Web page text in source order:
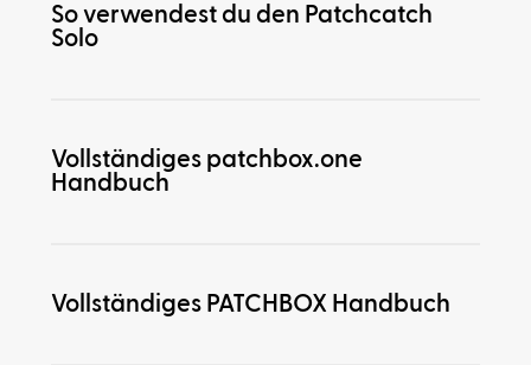
So verwendest du den Patchcatch
Solo
Vollständiges patchbox.one
Handbuch
Vollständiges PATCHBOX Handbuch